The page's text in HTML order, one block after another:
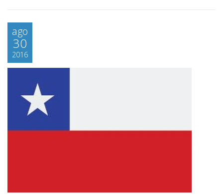
ago
30
2016